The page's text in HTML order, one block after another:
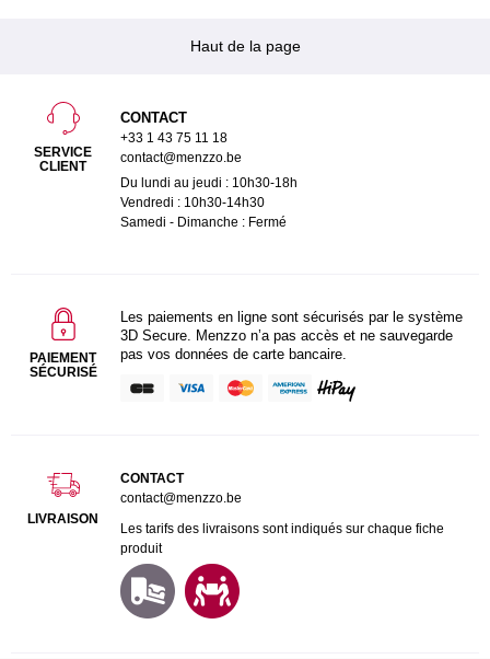
Haut de la page
SERVICE
CLIENT
CONTACT
+33 1 43 75 11 18
contact@menzzo.be
Du lundi au jeudi : 10h30-18h
Vendredi : 10h30-14h30
Samedi - Dimanche : Fermé
PAIEMENT
SÉCURISÉ
Les paiements en ligne sont sécurisés par le système
3D Secure. Menzzo n’a pas accès et ne sauvegarde
pas vos données de carte bancaire.
LIVRAISON
CONTACT
contact@menzzo.be
Les tarifs des livraisons sont indiqués sur chaque fiche
produit